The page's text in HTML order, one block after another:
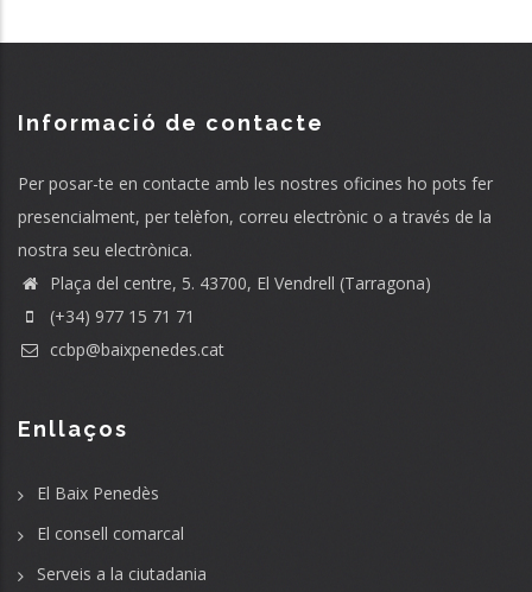
Informació de contacte
Per posar-te en contacte amb les nostres oficines ho pots fer
presencialment, per telèfon, correu electrònic o a través de la
nostra seu electrònica.
Plaça del centre, 5. 43700, El Vendrell (Tarragona)
(+34) 977 15 71 71
ccbp@baixpenedes.cat
Enllaços
El Baix Penedès
El consell comarcal
Serveis a la ciutadania